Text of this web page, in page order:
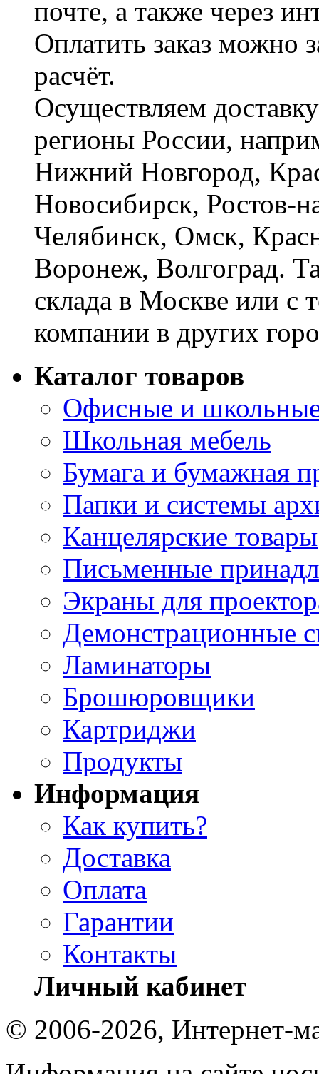
почте, а также через
Оплатить заказ можно
расчёт.
Осуществляем
регионы России,
Нижний Новгород,
Новосибирск, Ростов-
Челябинск, Омск,
Воронеж, Волгоград.
склада в Москве или с
компании в других
Каталог товаров
Офисные и
Школьная мебель
Бумага и бумажная
Папки и системы
Канцелярские товары
Письменные
Экраны для
Демонстрационные
Ламинаторы
Брошюровщики
Картриджи
Продукты
Информация
Как купить?
Доставка
Оплата
Гарантии
Контакты
Личный кабинет
© 2006-2026, Интернет-